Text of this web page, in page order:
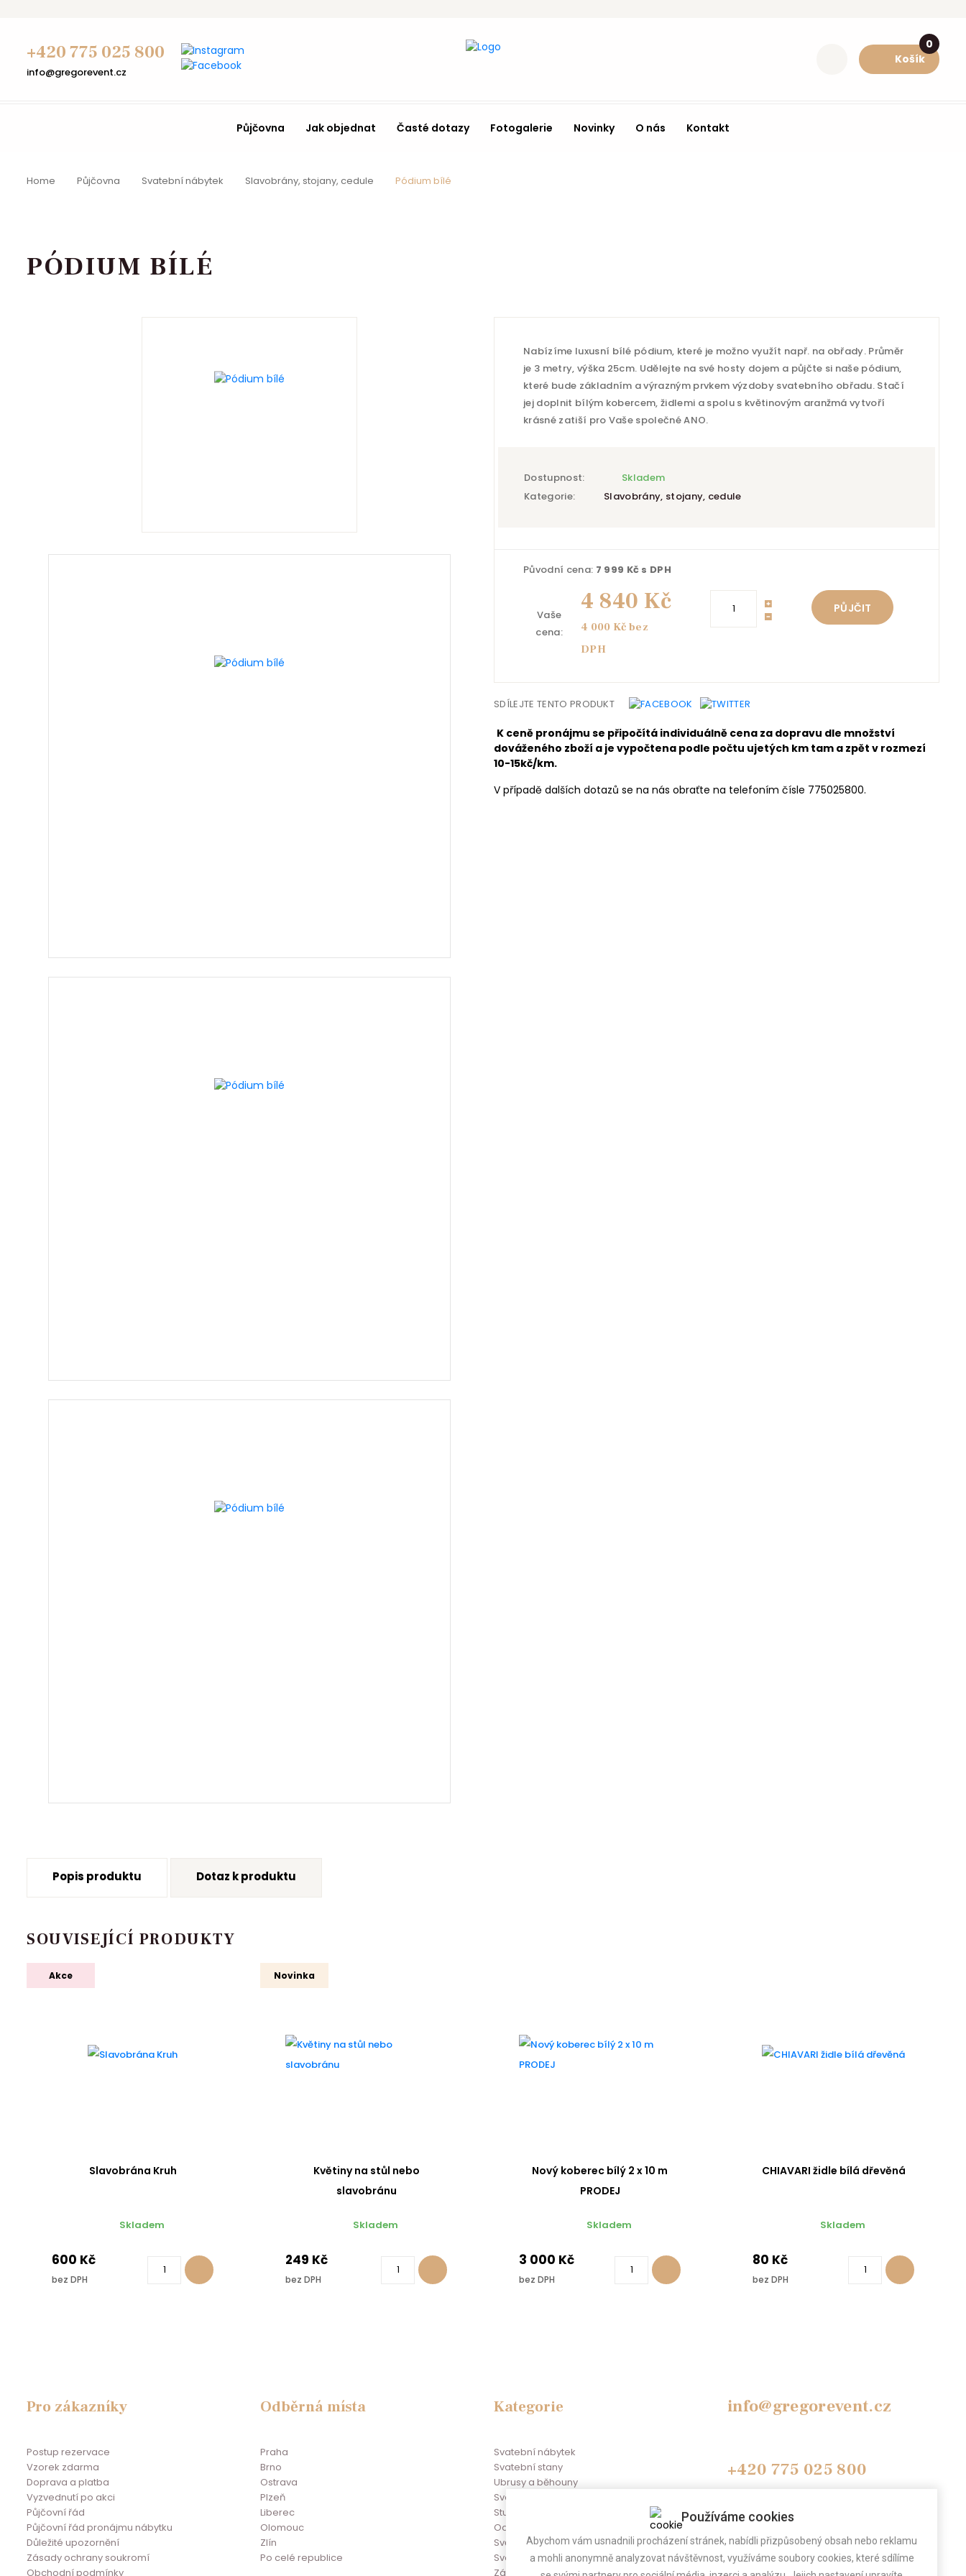
+420 775 025 800
info@gregorevent.cz
Košík
0
Půjčovna Jak objednat Časté dotazy Fotogalerie Novinky O nás Kontakt
Home Půjčovna Svatební nábytek Slavobrány, stojany, cedule Pódium bílé
PÓDIUM BÍLÉ
Nabízíme luxusní bílé pódium, které je možno využít např. na obřady. Průměr
je 3 metry, výška 25cm. Udělejte na své hosty dojem a půjčte si naše pódium,
které bude základním a výrazným prvkem výzdoby svatebního obřadu. Stačí
jej doplnit bílým kobercem, židlemi a spolu s květinovým aranžmá vytvoří
krásné zatiší pro Vaše společné ANO.
Dostupnost:
Skladem
Kategorie:
Slavobrány, stojany, cedule
Původní cena: 7 999 Kč s DPH
Vaše
cena:
4 840 Kč
4 000 Kč bez
DPH
PŮJČIT
SDÍLEJTE TENTO PRODUKT
K ceně pronájmu se připočítá individuálně cena za dopravu dle množství
dováženého zboží a je vypočtena podle počtu ujetých km tam a zpět v rozmezí
10-15kč/km.
V případě dalších dotazů se na nás obraťte na telefoním čísle 775025800.
Popis produktu Dotaz k produktu
SOUVISEJÍCÍ PRODUKTY
Akce
Slavobrána Kruh
Skladem
600 Kč
bez DPH
Novinka
Květiny na stůl nebo
slavobránu
Skladem
249 Kč
bez DPH
Nový koberec bílý 2 x 10 m
PRODEJ
Skladem
3 000 Kč
bez DPH
CHIAVARI židle bílá dřevěná
Skladem
80 Kč
bez DPH
Pro zákazníky
Postup rezervace
Vzorek zdarma
Doprava a platba
Vyzvednutí po akci
Půjčovní řád
Půjčovní řád pronájmu nábytku
Důležité upozornění
Zásady ochrany soukromí
Obchodní podmínky
Odběrná místa
Praha
Brno
Ostrava
Plzeň
Liberec
Olomouc
Zlín
Po celé republice
Kategorie
Svatební nábytek
Svatební stany
Ubrusy a běhouny
Svatební potahy na židle
Stuhy na židle
Odpočinkové zóny
Světelné řetězy a zástěny
Svatební dekorace
Zábava na svatbu
info@gregorevent.cz
+420 775 025 800
Pokud telefon nebereme, zavoláme Vám
zpět.
Abychom vám usnadnili procházení stránek, nabídli přizpůsobený obsah nebo reklamu
a mohli anonymně analyzovat návštěvnost, využíváme soubory cookies, které sdílíme
se svými partnery pro sociální média, inzerci a analýzu. Jejich nastavení upravíte